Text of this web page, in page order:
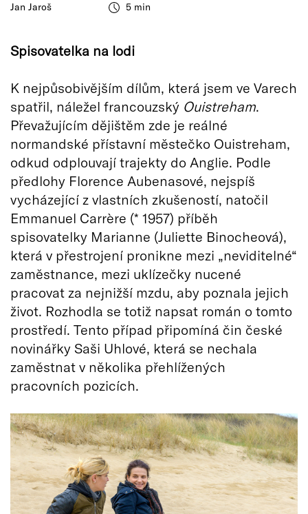
Jan Jaroš
5 min
Spisovatelka na lodi
K nejpůsobivějším dílům, která jsem ve Varech
spatřil, náležel francouzský Ouistreham.
Převažujícím dějištěm zde je reálné
normandské přístavní městečko Ouistreham,
odkud odplouvají trajekty do Anglie. Podle
předlohy Florence Aubenasové, nejspíš
vycházející z vlastních zkušeností, natočil
Emmanuel Carrère (* 1957) příběh
spisovatelky Marianne (Juliette Binocheová),
která v přestrojení pronikne mezi „neviditelné“
zaměstnance, mezi uklízečky nucené
pracovat za nejnižší mzdu, aby poznala jejich
život. Rozhodla se totiž napsat román o tomto
prostředí. Tento případ připomíná čin české
novinářky Saši Uhlové, která se nechala
zaměstnat v několika přehlížených
pracovních pozicích.